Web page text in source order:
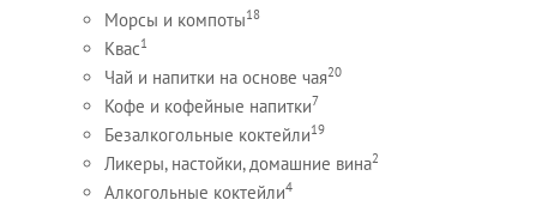
Морсы и компоты18
Квас1
Чай и напитки на основе чая20
Кофе и кофейные напитки7
Безалкогольные коктейли19
Ликеры, настойки, домашние вина2
Алкогольные коктейли4